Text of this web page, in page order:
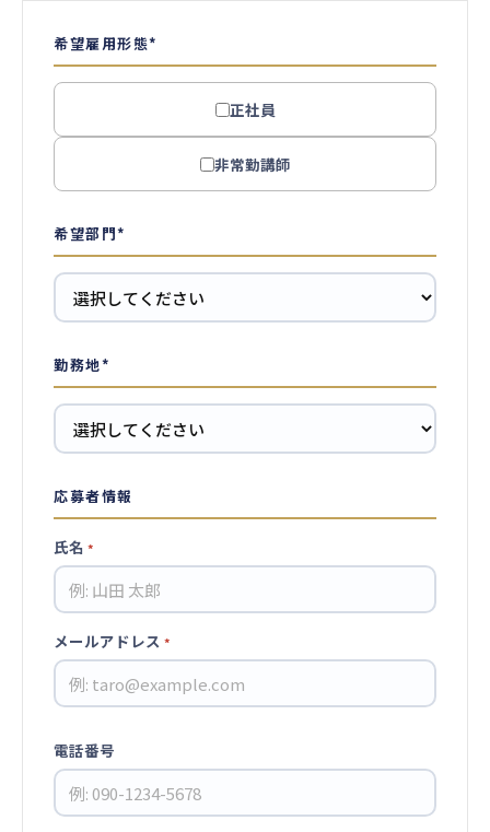
希望雇用形態*
正社員
非常勤講師
希望部門*
勤務地*
応募者情報
氏名 *
メールアドレス *
電話番号